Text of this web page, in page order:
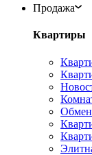
Продажа
Квартиры
Обмен